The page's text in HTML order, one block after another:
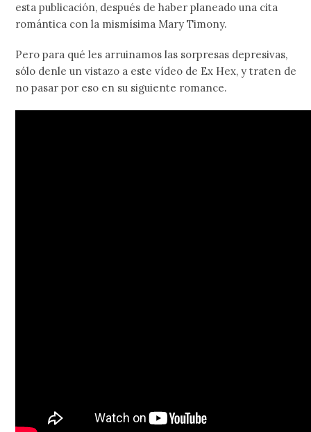
esta publicación, después de haber planeado una cita
romántica con la mismísima Mary Timony.
Pero para qué les arruinamos las sorpresas depresivas,
sólo denle un vistazo a este vídeo de Ex Hex, y traten de
no pasar por eso en su siguiente romance.